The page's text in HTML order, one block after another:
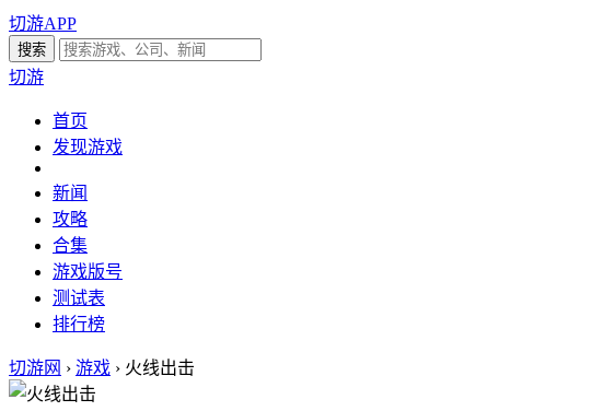
切游APP
切游
首页
发现游戏
新闻
攻略
合集
游戏版号
测试表
排行榜
切游网 › 游戏 › 火线出击